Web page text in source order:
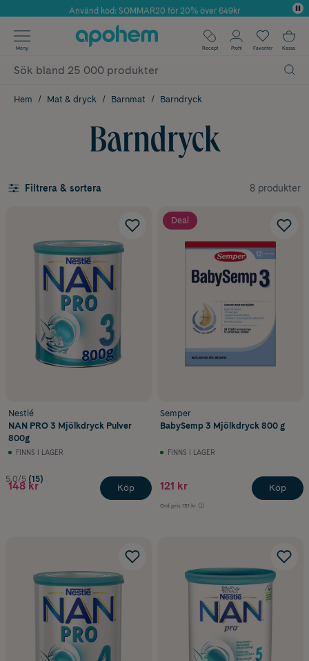
Årets Butik 2025 inom Skönhet
Använd kod: SOMMAR20 för 20% över 649kr
✓ Fri frakt
✓ Poäng på alla köp*
Meny Recept Profil Favoriter Kassa
Hem Mat & dryck Barnmat Barndryck
Barndryck
Filtrera & sortera 8 produkter
Nestlé
NAN PRO 3 Mjölkdryck Pulver
800g
FINNS I LAGER
5.0/5 (15)
148 kr Köp
Deal
Semper
BabySemp 3 Mjölkdryck 800 g
FINNS I LAGER
121 kr
Ord.pris 151 kr
Köp